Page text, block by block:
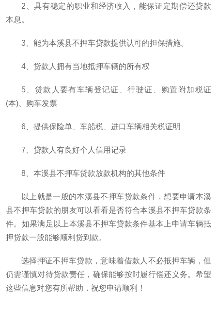
2、具有稳定的职业和经济收入，能保证定期偿还贷款
本息。
3、能为本溪县不押车贷款提供认可的担保措施。
4、贷款人拥有当地抵押车辆的所有权
5、贷款人要有车辆登记证、行驶证、购置附加税证
(本)、购车发票
6、提供保险单、车船税、进口车辆相关税证明
7、贷款人有良好个人信用记录
8、本溪县不押车贷款放款机构的其他条件
以上就是一般的本溪县不押车贷款条件，想要申请本溪
县不押车贷款的朋友可以看看是否符合本溪县不押车贷款条
件。如果满足以上本溪县不押车贷款条件基本上申请车辆抵
押贷款一般能够顺利贷到款。
选择押证不押车贷款，意味着借款人不必抵押车辆，但
仍需谨慎对待贷款责任，确保能够按时履行偿还义务。希望
这些信息对您有所帮助，祝您申请顺利！